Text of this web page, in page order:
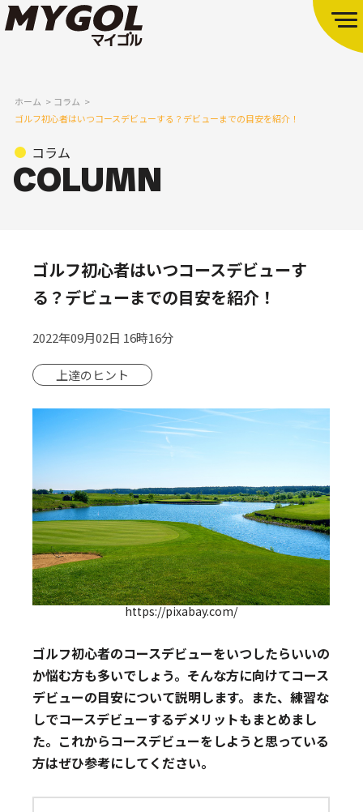
ホーム
コラム
ゴルフ初心者はいつコースデビューする？デビューまでの目安を紹介！
コラム
ゴルフ初心者はいつコースデビューす
る？デビューまでの目安を紹介！
2022年09月02日 16時16分
上達のヒント
https://pixabay.com/
ゴルフ初心者のコースデビューをいつしたらいいの
か悩む方も多いでしょう。そんな方に向けてコース
デビューの目安について説明します。また、練習な
しでコースデビューするデメリットもまとめまし
た。これからコースデビューをしようと思っている
方はぜひ参考にしてください。